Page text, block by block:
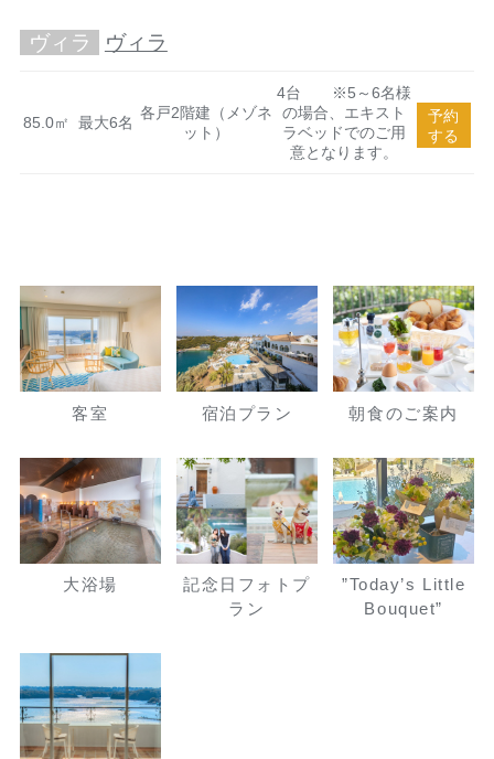
ヴィラ ヴィラ
85.0㎡ 最大6名
各戸2階建（メゾネ
ット）
4台 ※5～6名様
の場合、エキスト
ラベッドでのご用
意となります。
予約
する
客室 宿泊プラン 朝食のご案内
大浴場
記念日フォトプ
ラン
”Today’s Little
Bouquet”